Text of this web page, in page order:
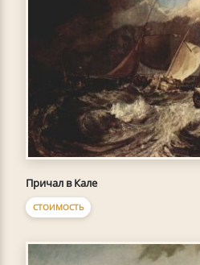
Причал в Кале
СТОИМОСТЬ